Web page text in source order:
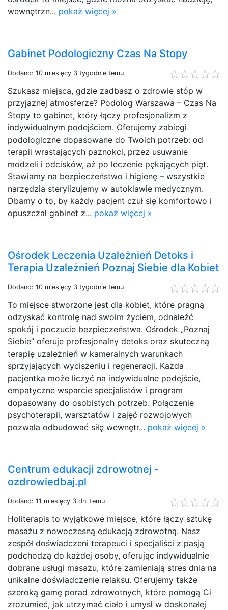
wewnętrzn... pokaż więcej »
Gabinet Podologiczny Czas Na Stopy
Dodano: 10 miesięcy 3 tygodnie temu
Szukasz miejsca, gdzie zadbasz o zdrowie stóp w
przyjaznej atmosferze? Podolog Warszawa – Czas Na
Stopy to gabinet, który łączy profesjonalizm z
indywidualnym podejściem. Oferujemy zabiegi
podologiczne dopasowane do Twoich potrzeb: od
terapii wrastających paznokci, przez usuwanie
modzeli i odcisków, aż po leczenie pękających pięt.
Stawiamy na bezpieczeństwo i higienę – wszystkie
narzędzia sterylizujemy w autoklawie medycznym.
Dbamy o to, by każdy pacjent czuł się komfortowo i
opuszczał gabinet z... pokaż więcej »
Ośrodek Leczenia Uzależnień Detoks i
Terapia Uzależnień Poznaj Siebie dla Kobiet
Dodano: 10 miesięcy 3 tygodnie temu
To miejsce stworzone jest dla kobiet, które pragną
odzyskać kontrolę nad swoim życiem, odnaleźć
spokój i poczucie bezpieczeństwa. Ośrodek „Poznaj
Siebie” oferuje profesjonalny detoks oraz skuteczną
terapię uzależnień w kameralnych warunkach
sprzyjających wyciszeniu i regeneracji. Każda
pacjentka może liczyć na indywidualne podejście,
empatyczne wsparcie specjalistów i program
dopasowany do osobistych potrzeb. Połączenie
psychoterapii, warsztatów i zajęć rozwojowych
pozwala odbudować siłę wewnętr... pokaż więcej »
Centrum edukacji zdrowotnej -
ozdrowiedbaj.pl
Dodano: 11 miesięcy 3 dni temu
Holiterapis to wyjątkowe miejsce, które łączy sztukę
masażu z nowoczesną edukacją zdrowotną. Nasz
zespół doświadczeni terapeuci i specjaliści z pasją
podchodzą do każdej osoby, oferując indywidualnie
dobrane usługi masażu, które zamieniają stres dnia na
unikalne doświadczenie relaksu. Oferujemy także
szeroką gamę porad zdrowotnych, które pomogą Ci
zrozumieć, jak utrzymać ciało i umysł w doskonałej